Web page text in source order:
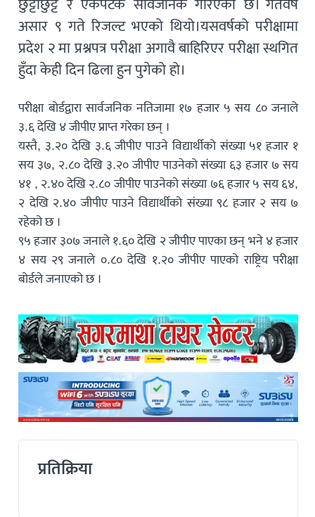
असार ९ गते रिजल्ट भएको थियो।यसवर्षको परीक्षामा
प्रदेश २ मा प्रश्नपत्र परीक्षा अगावै बाहिरिएर परीक्षा स्थगित
हुँदा केही दिन ढिला हुन पुगेको हो।
परीक्षा बोर्डद्वारा सार्वजनिक नतिजामा १७ हजार ५ सय ८० जनाले
३.६ देखि ४ जीपीए प्राप्त गरेका छन् ।
यस्तै, ३.२० देखि ३.६ जीपीए पाउने विद्यार्थीको संख्या ५१ हजार १
सय ३७, २‍‍.८० देखि ३.२० जीपीए पाउनेको संख्या ६३ हजार ७ सय
४१ , २.४० देखि २.८० जीपीए पाउनेको संख्या ७६ हजार ५ सय ६४,
२ देखि २.४० जीपीए पाउने विद्यार्थीको संख्या ९८ हजार २ सय ७
रहेको छ ।
९५ हजार ३०७ जनाले १.६० देखि २ जीपीए पाएका छन् भने ४ हजार
४ सय २९ जनाले ०.८० देखि १.२० जीपीए पाएको राष्ट्रिय परीक्षा
बोर्डले जनाएको छ ।
प्रतिक्रिया